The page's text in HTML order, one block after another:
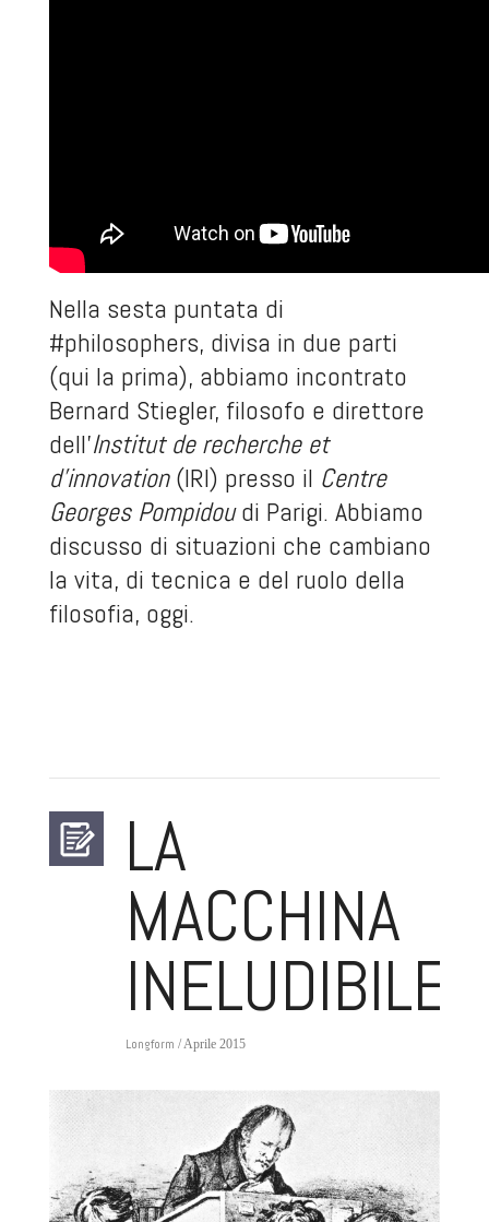
Nella sesta puntata di
#philosophers, divisa in due parti
(qui la prima), abbiamo incontrato
Bernard Stiegler, filosofo e direttore
dell'Institut de recherche et
d'innovation(IRI) presso il Centre
Georges Pompidoudi Parigi. Abbiamo
discusso di situazioni che cambiano
la vita, di tecnica e del ruolo della
filosofia, oggi.
LA
MACCHINA
INELUDIBILE
Longform / Aprile 2015